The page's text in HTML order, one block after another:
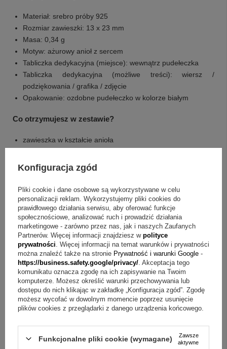
Materiał: srebro próby 925
Rozmiar zawieszki: 13 x 23 mm
Masa: 0,34 g
Motyw: ażurowy anioł z sercem
Tabliczka dedykacyjna (miejsce): wewnątrz pudełeczka
Tabliczka dedykacyjna (możliwe treści): wiersz /
podziękowania / grafika / zdjęcie
Opakowanie: ozdobne pudełeczko w kolorze białym
Co otrzymujesz w zestawie?
zawieszka w kształcie anioła
umieszczona wewnątrz pudełeczka
ozdobne pudełeczko w kolorze białym
Najczęstsze wątpliwości o tabliczce dedykacyjnej
Pytanie:Jak przekazać treść do personalizacji tabliczki?
Odpowiedź:Tabliczka jest spersonalizowana, a w opisie
wskazano, że możesz umieścić na niej własny wiersz,
podziękowania, grafikę lub zdjęcie.
Pytanie:Jakie okazje pasują do tej zawieszki?Odpowiedź:
To dobry prezent na urodziny, Chrzciny oraz I Komunię
Świętą, a także inne szczególne okazje.
Czy zawieszka jest ze srebra próby 925?
Tak, wisiorek wykonano w całości ze srebra
Konfiguracja zgód
Pliki cookie i dane osobowe są wykorzystywane w celu
personalizacji reklam. Wykorzystujemy pliki cookies do
prawidłowego działania serwisu, aby oferować funkcje
społecznościowe, analizować ruch i prowadzić działania
marketingowe - zarówno przez nas, jak i naszych Zaufanych
Partnerów. Więcej informacji znajdziesz w polityce
prywatności . Więcej informacji na temat warunków i prywatności
można znaleźć także na stronie Prywatność i warunki Google -
https://business.safety.google/privacy/ . Akceptacja tego
komunikatu oznacza zgodę na ich zapisywanie na Twoim
komputerze. Możesz określić warunki przechowywania lub
dostępu do nich klikając w zakładkę „Konfiguracja zgód”. Zgodę
możesz wycofać w dowolnym momencie poprzez usunięcie
plików cookies z przeglądarki z danego urządzenia końcowego.
Funkcjonalne pliki cookie (wymagane)
Zawsze
aktywne